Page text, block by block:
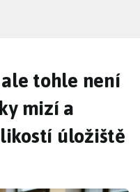
tohle není
mizí a
úložiště